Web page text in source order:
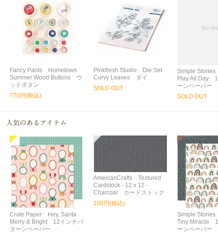
Fancy Pants Hometown
Summer Wood Buttons ウ
ッドボタン
770円(税込)
Pinkfresh Studio Die Set
Curvy Leaves ダイ
SOLD OUT
Simple
Play All Day
ーンペーパー
SOLD OUT
Crate Paper Hey, Santa
Merry & Bright 12インチパ
ターンペーパー
AmeicanCrafts Textured
Cardstock - 12 x 12 -
Charcoal カードストック
100円(税込)
Simple
Tiny Miracle
ーンペーパー